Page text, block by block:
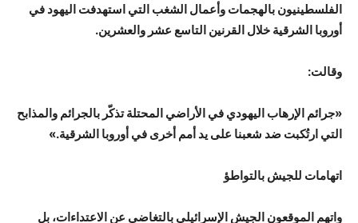
الفلسطينيون بالهجمات وأعمال الشغب التي استهدفت اليهود في
أوروبا الشرقية خلال القرنين التاسع عشر والعشرين.
وقالت:
«جرائم الإرهاب اليهودي في الأراضي المحتلة تذكّر بالجرائم والمذابح
التي ارتُكبت ضد شعبنا على يد أمم أخرى في أوروبا الشرقية.»
اتهامات للجيش بالتواطؤ
واتهم الموقعون الجيش الإسرائيلي بالتغاضي عن الاعتداءات، بل